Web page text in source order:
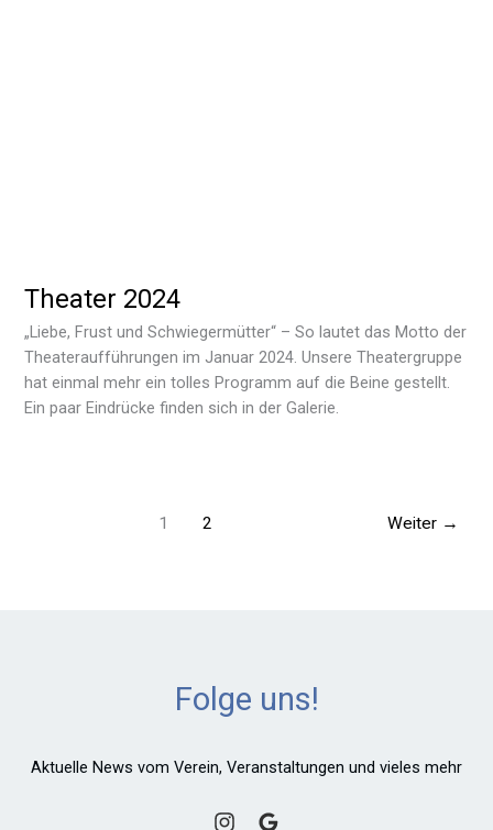
Theater 2024
„Liebe, Frust und Schwiegermütter“ – So lautet das Motto der
Theateraufführungen im Januar 2024. Unsere Theatergruppe
hat einmal mehr ein tolles Programm auf die Beine gestellt.
Ein paar Eindrücke finden sich in der Galerie.
1 2 Weiter →
Folge uns!
Aktuelle News vom Verein, Veranstaltungen und vieles mehr